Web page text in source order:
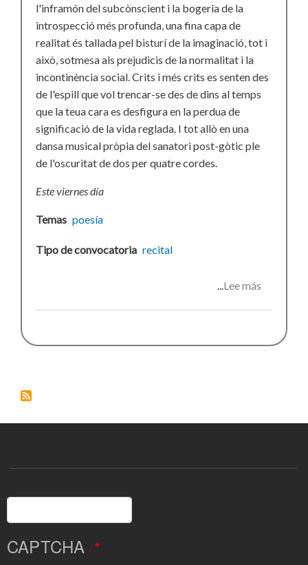
l'inframón del subcònscient i la bogeria de la
introspecció més profunda, una fina capa de
realitat és tallada pel bisturí de la imaginació, tot i
això, sotmesa als prejudicis de la normalitat i la
incontinència social. Crits i més crits es senten des
de l'espill que vol trencar-se des de dins al temps
que la teua cara es desfigura en la perdua de
significació de la vida reglada. I tot allò en una
dansa musical pròpia del sanatori post-gòtic ple
de l'oscuritat de dos per quatre cordes.
Este viernes día
Temas poesía
Tipo de convocatoria recital
Lee más
Buscar
CAPTCHA